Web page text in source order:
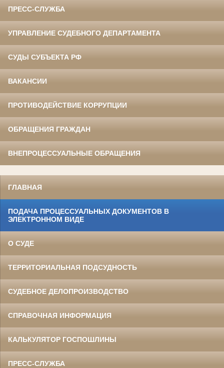
ПРЕСС-СЛУЖБА
УПРАВЛЕНИЕ СУДЕБНОГО ДЕПАРТАМЕНТА
СУДЫ СУБЪЕКТА РФ
ВАКАНСИИ
ПРОТИВОДЕЙСТВИЕ КОРРУПЦИИ
ОБРАЩЕНИЯ ГРАЖДАН
ВНЕПРОЦЕССУАЛЬНЫЕ ОБРАЩЕНИЯ
ГЛАВНАЯ
ПОДАЧА ПРОЦЕССУАЛЬНЫХ ДОКУМЕНТОВ В
ЭЛЕКТРОННОМ ВИДЕ
О СУДЕ
ТЕРРИТОРИАЛЬНАЯ ПОДСУДНОСТЬ
СУДЕБНОЕ ДЕЛОПРОИЗВОДСТВО
СПРАВОЧНАЯ ИНФОРМАЦИЯ
КАЛЬКУЛЯТОР ГОСПОШЛИНЫ
ПРЕСС-СЛУЖБА